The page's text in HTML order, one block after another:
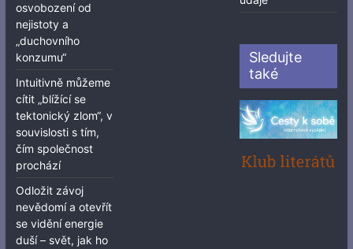
osvobození od
nejistoty a
„duchovního
konzumu“
Intuitivně můžeme
cítit „blížící se
tektonický zlom“, v
souvislosti s tím,
čím společnost
prochází
Odložit závoj
nevědomí a otevřít
se vidění energie
duší – svět, jak ho
Sledujte
také